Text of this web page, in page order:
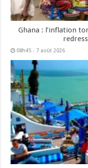
Ghana : l’inflation
08h45 - 7 août 2026